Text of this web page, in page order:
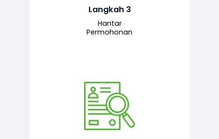
Langkah 3
Hantar
Permohonan
bertanggungjawab.
Pegawai penyemak menyemak
maklumat yang dikemukakan. Jika
semua maklumat adalah lengkap dan